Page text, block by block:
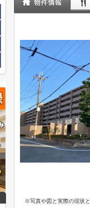
※写真や図と実際の現状